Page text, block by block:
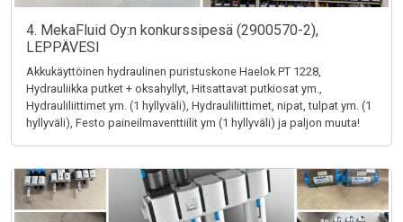
4. MekaFluid Oy:n konkurssipesä (2900570-2),
LEPPÄVESI
Akkukäyttöinen hydraulinen puristuskone Haelok PT 1228,
Hydrauliikka putket + oksahyllyt, Hitsattavat putkiosat ym.,
Hydrauliliittimet ym. (1 hyllyväli), Hydrauliliittimet, nipat, tulpat ym. (1
hyllyväli), Festo paineilmaventtiilit ym (1 hyllyväli) ja paljon muuta!